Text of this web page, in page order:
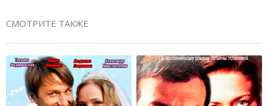
СМОТРИТЕ ТАКЖЕ